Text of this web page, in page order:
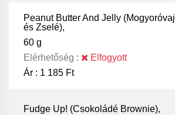
Peanut Butter And Jelly (Mogyoróvaj
és Zselé),
60 g
Elérhetőség :
Elfogyott
Ár : 1 185 Ft
Fudge Up! (Csokoládé Brownie),